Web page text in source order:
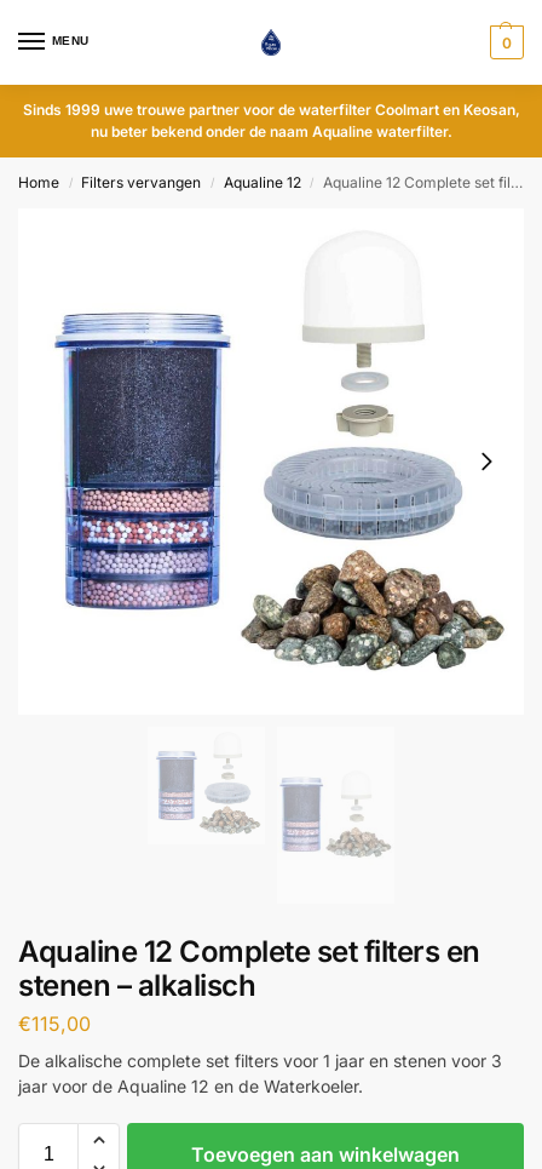
MENU 0
Sinds 1999 uwe trouwe partner voor de waterfilter Coolmart en Keosan,
nu beter bekend onder de naam Aqualine waterfilter.
Home / Filters vervangen / Aqualine 12 / Aqualine 12 Complete set filters en stenen – alkalisch
Aqualine 12 Complete set filters en
stenen – alkalisch
€115,00
De alkalische complete set filters voor 1 jaar en stenen voor 3
jaar voor de Aqualine 12 en de Waterkoeler.
Toevoegen aan winkelwagen